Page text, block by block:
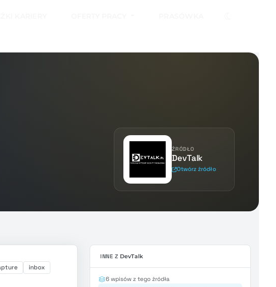
ŹRÓDŁO
DevTalk
Otwórz źródło
inbox
INNE Z DevTalk
6 wpisów z tego źródła